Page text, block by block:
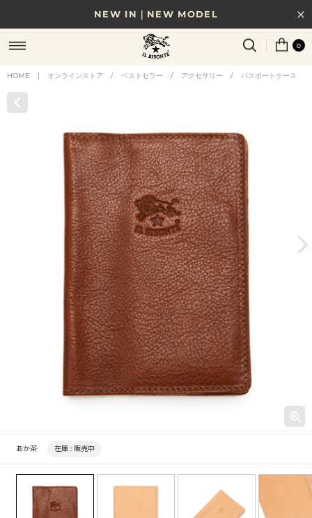
NEW IN｜NEW MODEL
8/17(月)10時まで｜税込11,000円以上で送料無料
贈る相手やシーンから選べる、新しいギフトガイド
0
HOME | オンラインストア / ベストセラー / アクセサリー / パスポートケース
あか茶 在庫 : 販売中